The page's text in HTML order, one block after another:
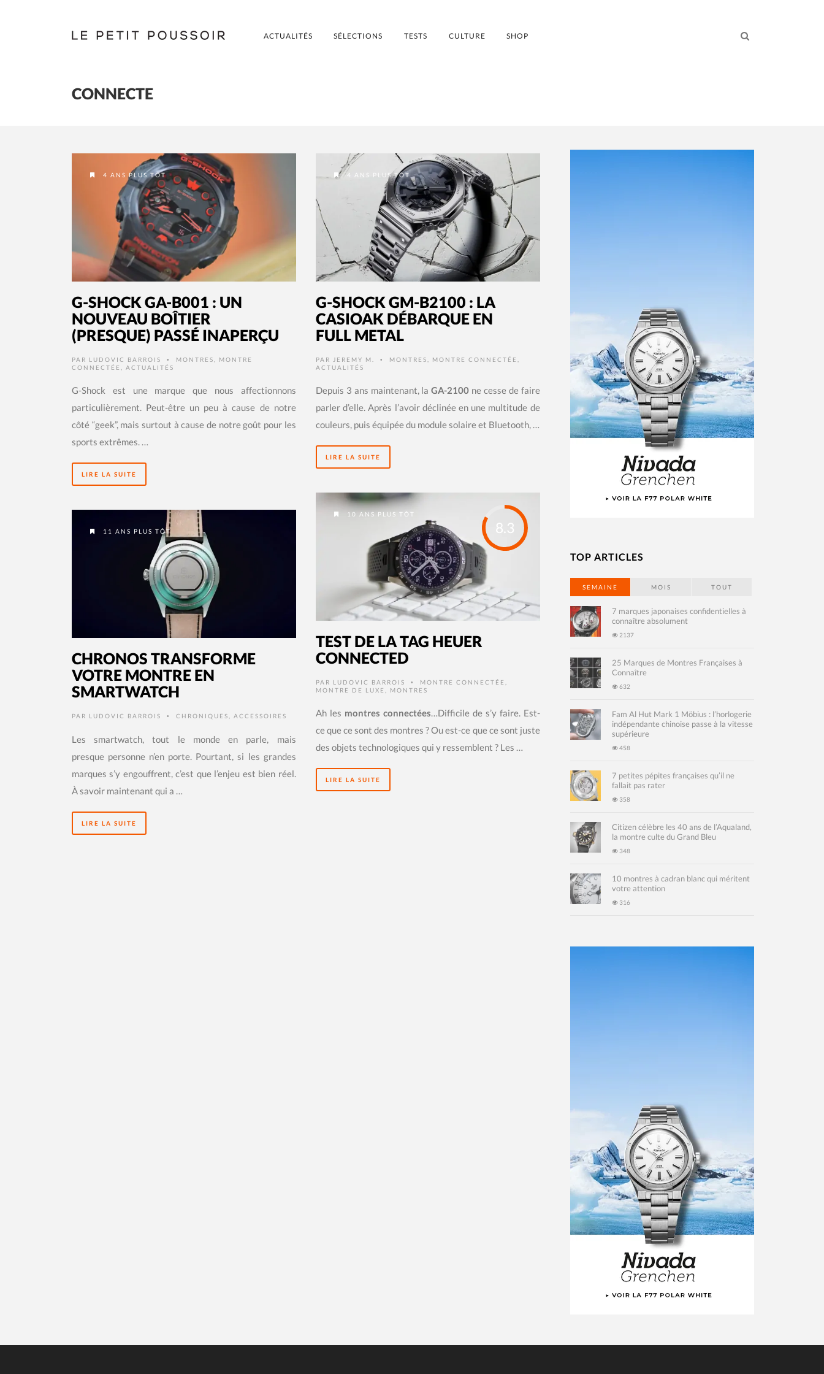
ACTUALITÉS SÉLECTIONS TESTS CULTURE SHOP
CONNECTE
4 ANS PLUS TÔT
G-SHOCK GA-B001 : UN
NOUVEAU BOÎTIER
(PRESQUE) PASSÉ INAPERÇU
PAR LUDOVIC BARROIS • MONTRES
MONTRE
CONNECTÉE
ACTUALITÉS
G-Shock est une marque que nous affectionnons
particulièrement. Peut-être un peu à cause de notre
côté “geek”, mais surtout à cause de notre goût pour les
sports extrêmes. …
LIRE LA SUITE
4 ANS PLUS TÔT
G-SHOCK GM-B2100 : LA
CASIOAK DÉBARQUE EN
FULL METAL
PAR JEREMY M. • MONTRES MONTRE CONNECTÉE
ACTUALITÉS
Depuis 3 ans maintenant, laGA-2100 ne cesse de faire
parler d’elle. Après l’avoir déclinée en une multitude de
couleurs, puis équipée du module solaire et Bluetooth, …
LIRE LA SUITE
8.3
10 ANS PLUS TÔT
TEST DE LA TAG HEUER
CONNECTED
PAR LUDOVIC BARROIS • MONTRE CONNECTÉE
MONTRE DE LUXE
MONTRES
Ah les montres connectées…Difficile de s’y faire. Est-
ce que ce sont des montres ? Ou est-ce que ce sont juste
des objets technologiques qui y ressemblent ? Les …
LIRE LA SUITE
11 ANS PLUS TÔT
CHRONOS TRANSFORME
VOTRE MONTRE EN
SMARTWATCH
PAR LUDOVIC BARROIS • CHRONIQUES ACCESSOIRES
Les smartwatch, tout le monde en parle, mais
presque personne n’en porte. Pourtant, si les grandes
marques s’y engouffrent, c’est que l’enjeu est bien réel.
À savoir maintenant qui a …
LIRE LA SUITE
TOP ARTICLES
SEMAINE MOIS TOUT
7 marques japonaises confidentielles à
connaître absolument
2137
25 Marques de Montres Françaises à
Connaître
632
Fam Al Hut Mark 1 Möbius : l’horlogerie
indépendante chinoise passe à la vitesse
supérieure
458
7 petites pépites françaises qu’il ne
fallait pas rater
358
Citizen célèbre les 40 ans de l’Aqualand,
la montre culte du Grand Bleu
348
10 montres à cadran blanc qui méritent
votre attention
316